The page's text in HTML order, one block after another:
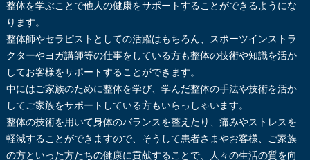
整体を学ぶことで他人の健康をサポートすることができるようにな
ります。
整体師やセラピストとしての活躍はもちろん、スポーツインストラ
クターやヨガ講師等の仕事をしている方も整体の技術や知識を活か
してお客様をサポートすることができます。
中にはご家族のために整体を学び、学んだ整体の手法や技術を活か
してご家族をサポートしている方もいらっしゃいます。
整体の技術を用いて身体のバランスを整えたり、痛みやストレスを
軽減することができますので、そうして患者さまやお客様、ご家族
の方といった方たちの健康に貢献することで、人々の生活の質を向